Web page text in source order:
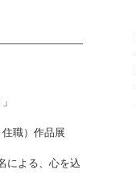
職）作品展
による、心を込